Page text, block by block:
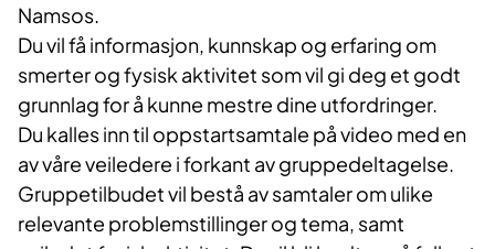
Namsos.
Du vil få informasjon, kunnskap og erfaring om
smerter og fysisk aktivitet som vil gi deg et godt
grunnlag for å kunne mestre dine utfordringer.
Du kalles inn til oppstartsamtale på video med en
av våre veiledere i forkant av gruppedeltagelse.
Gruppetilbudet vil bestå av samtaler om ulike
relevante problemstillinger og tema, samt